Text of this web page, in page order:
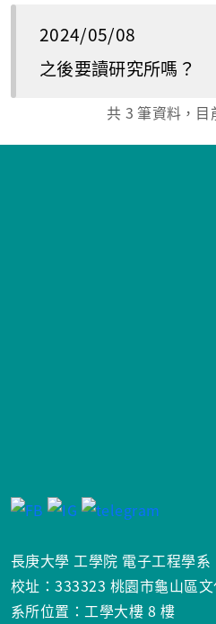
2024/05/08
之後要讀研究所嗎？
共 3 筆資料，目
長庚大學 工學院 電子工程學系
校址：333323 桃園市龜山區
系所位置：工學大樓 8 樓